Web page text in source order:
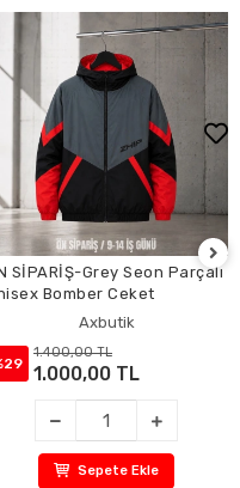
SİPARİŞ-Grey Seon Parçalı
Bomber Ceket
Axbutik
1.400,00 TL
1.000,00 TL
Sepete Ekle